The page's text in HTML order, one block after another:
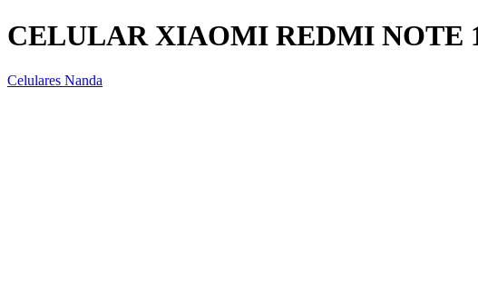
CELULAR XIAOMI REDMI NOTE
Celulares Nanda